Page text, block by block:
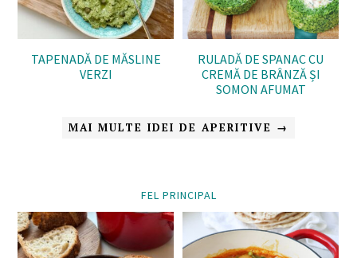
TAPENADĂ DE MĂSLINE
VERZI
RULADĂ DE SPANAC CU
CREMĂ DE BRÂNZĂ ȘI
SOMON AFUMAT
MAI MULTE IDEI DE APERITIVE →
FEL PRINCIPAL